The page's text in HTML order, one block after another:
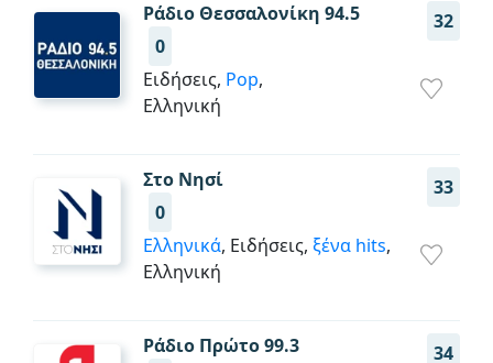
Ράδιο Θεσσαλονίκη 94.5
32
0
Ειδήσεις, Pop,
Ελληνική
Στο Νησί
33
0
Ελληνικά, Ειδήσεις, ξένα hits,
Ελληνική
Ράδιο Πρώτο 99.3 34